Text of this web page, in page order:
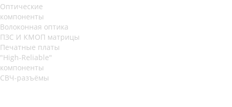
Оптические
компоненты
Волоконная оптика
ПЗС И КМОП матрицы
Печатные платы
"High-Reliable"
компоненты
СВЧ-разъёмы